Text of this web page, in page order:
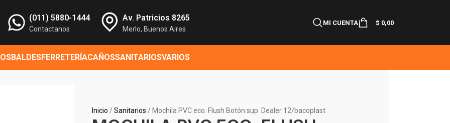
(011) 5880-1444
Contactanos
Av. Patricios 8265
Merlo, Buenos Aires
MI CUENTA $ 0,00
BALDESFERRETERÍACAÑOSSANITARIOSVARIOS
Inicio Sanitarios Mochila PVC eco. Flush Botón sup. Dealer 12/bacoplast